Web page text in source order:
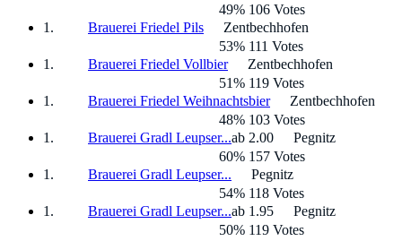
49% 106 Votes
Brauerei Friedel Pils
Zentbechhofen
53% 111 Votes
Brauerei Friedel Vollbier
Zentbechhofen
51% 119 Votes
Brauerei Friedel Weihnachtsbier
Zentbechhofen
48% 103 Votes
Brauerei Gradl Leupser...ab 2.00
Pegnitz
60% 157 Votes
Brauerei Gradl Leupser...
Pegnitz
54% 118 Votes
Brauerei Gradl Leupser...ab 1.95
Pegnitz
50% 119 Votes